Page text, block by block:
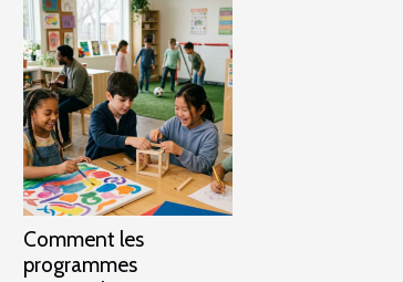
Comment les
programmes